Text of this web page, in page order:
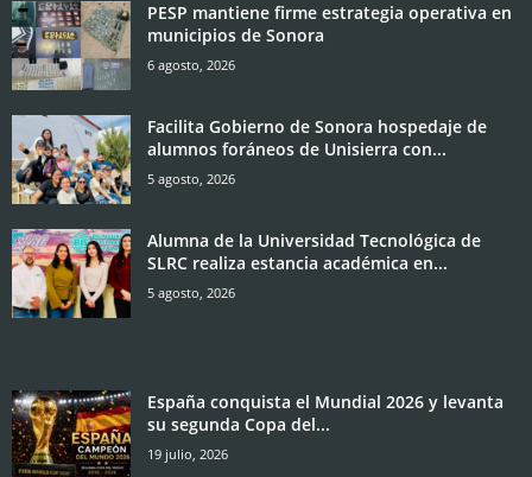
PESP mantiene firme estrategia operativa en
municipios de Sonora
6 agosto, 2026
Facilita Gobierno de Sonora hospedaje de
alumnos foráneos de Unisierra con...
5 agosto, 2026
Alumna de la Universidad Tecnológica de
SLRC realiza estancia académica en...
5 agosto, 2026
España conquista el Mundial 2026 y levanta
su segunda Copa del...
19 julio, 2026